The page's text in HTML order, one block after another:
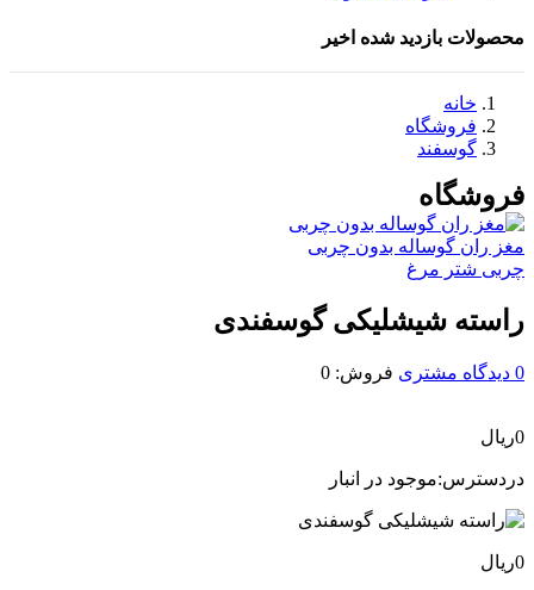
محصولات بازدید شده اخیر
خانه
فروشگاه
گوسفند
فروشگاه
مغز ران گوساله بدون چربی
چربی شتر مرغ
راسته شیشلیکی گوسفندی
دیدگاه مشتری فروش:0
ریال
دردسترس: موجود در انبار
ریال